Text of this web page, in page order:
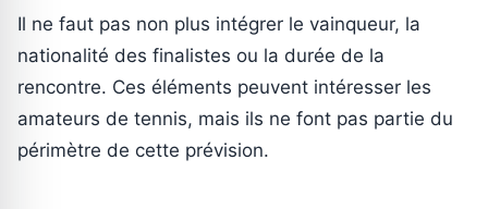
Il ne faut pas non plus intégrer le vainqueur, la
nationalité des finalistes ou la durée de la
rencontre. Ces éléments peuvent intéresser les
amateurs de tennis, mais ils ne font pas partie du
périmètre de cette prévision.